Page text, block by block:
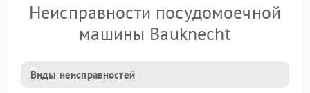
Неисправности посудомоечной
машины Bauknecht
Виды неисправностей